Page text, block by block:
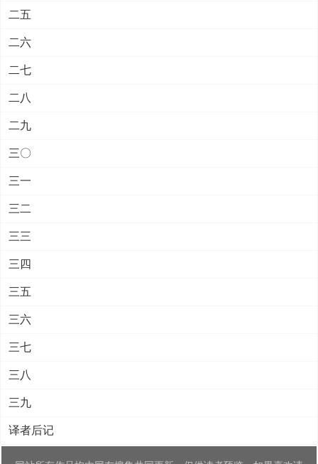
二五
二六
二七
二八
二九
三〇
三一
三二
三三
三四
三五
三六
三七
三八
三九
译者后记